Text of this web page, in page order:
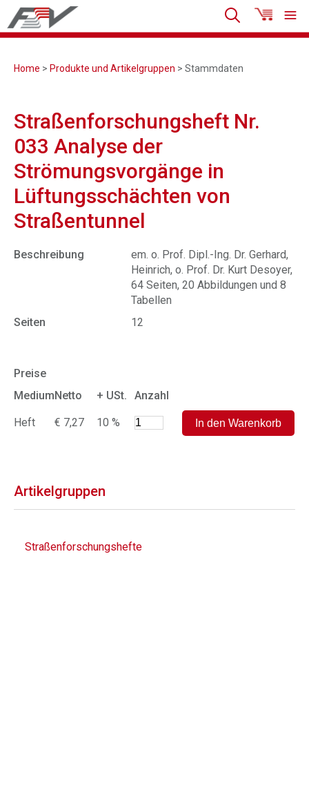
Home > Produkte und Artikelgruppen > Stammdaten
Straßenforschungsheft Nr.
033 Analyse der
Strömungsvorgänge in
Lüftungsschächten von
Straßentunnel
Beschreibung
em. o. Prof. Dipl.-Ing. Dr. Gerhard,
Heinrich, o. Prof. Dr. Kurt Desoyer,
64 Seiten, 20 Abbildungen und 8
Tabellen
Seiten
12
Preise
MediumNetto + USt. Anzahl
Heft € 7,27 10 %
Artikelgruppen
Straßenforschungshefte